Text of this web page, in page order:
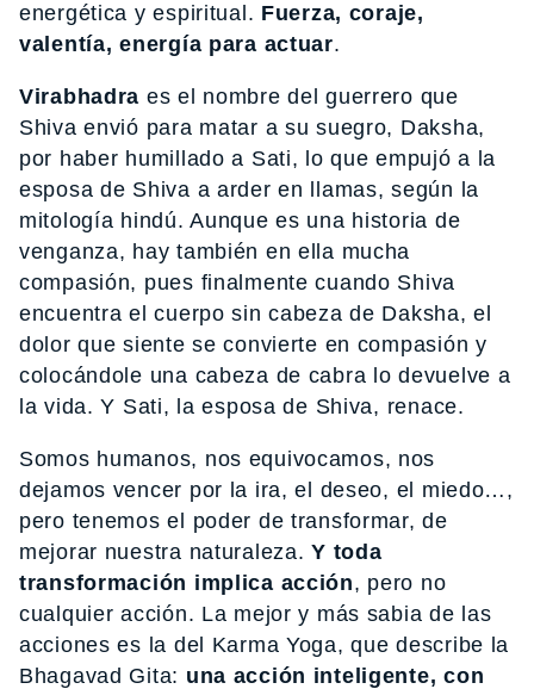
energética y espiritual. Fuerza, coraje,
valentía, energía para actuar.
Virabhadra es el nombre del guerrero que
Shiva envió para matar a su suegro, Daksha,
por haber humillado a Sati, lo que empujó a la
esposa de Shiva a arder en llamas, según la
mitología hindú. Aunque es una historia de
venganza, hay también en ella mucha
compasión, pues finalmente cuando Shiva
encuentra el cuerpo sin cabeza de Daksha, el
dolor que siente se convierte en compasión y
colocándole una cabeza de cabra lo devuelve a
la vida. Y Sati, la esposa de Shiva, renace.
Somos humanos, nos equivocamos, nos
dejamos vencer por la ira, el deseo, el miedo…,
pero tenemos el poder de transformar, de
mejorar nuestra naturaleza.Y toda
transformación implica acción, pero no
cualquier acción. La mejor y más sabia de las
acciones es la del Karma Yoga, que describe la
Bhagavad Gita: una acción inteligente, con